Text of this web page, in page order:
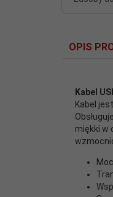
OPIS
Kabel
Kabel
miękki w
depth: